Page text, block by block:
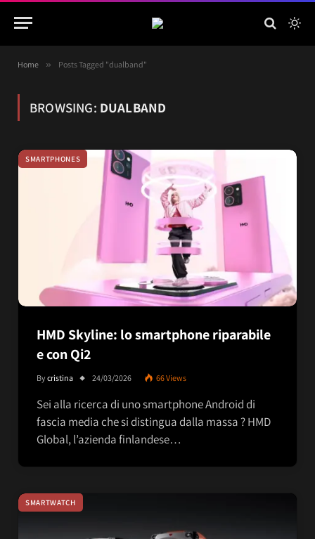
Home » Posts Tagged "dualband"
BROWSING: DUALBAND
SMARTPHONES
HMD Skyline: lo smartphone riparabile
e con Qi2
Bycristina 24/03/2026 66Views
Sei alla ricerca di uno smartphone Android di
fascia media che si distingua dalla massa ? HMD
Global, l’azienda finlandese…
SMARTWATCH